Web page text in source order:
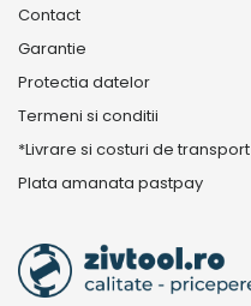
Contact
Garantie
Protectia datelor
Termeni si conditii
*Livrare si costuri de transport
Plata amanata pastpay